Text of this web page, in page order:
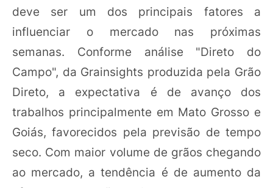
deve ser um dos principais fatores a
influenciar o mercado nas próximas
semanas. Conforme análise "Direto do
Campo", da Grainsights produzida pela Grão
Direto, a expectativa é de avanço dos
trabalhos principalmente em Mato Grosso e
Goiás, favorecidos pela previsão de tempo
seco. Com maior volume de grãos chegando
ao mercado, a tendência é de aumento da